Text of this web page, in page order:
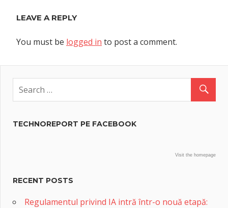
LEAVE A REPLY
You must be logged in to post a comment.
TECHNOREPORT PE FACEBOOK
Visit the homepage
RECENT POSTS
Regulamentul privind IA intră într-o nouă etapă: